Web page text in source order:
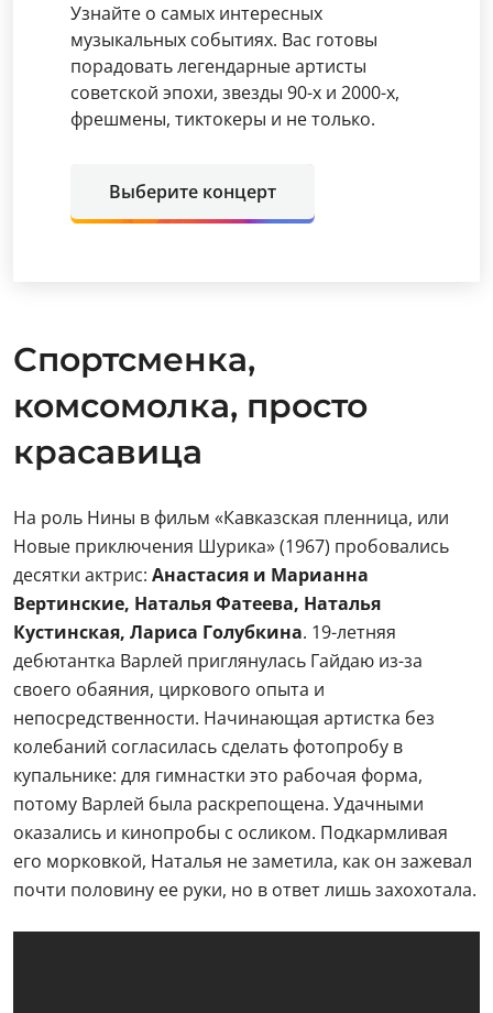
Узнайте о самых интересных
музыкальных событиях. Вас готовы
порадовать легендарные артисты
советской эпохи, звезды 90-х и 2000-х,
фрешмены, тиктокеры и не только.
Выберите концерт
Спортсменка,
комсомолка, просто
красавица
На роль Нины в фильм «Кавказская пленница, или
Новые приключения Шурика» (1967) пробовались
десятки актрис: Анастасия и Марианна
Вертинские, Наталья Фатеева, Наталья
Кустинская, Лариса Голубкина. 19-летняя
дебютантка Варлей приглянулась Гайдаю из-за
своего обаяния, циркового опыта и
непосредственности. Начинающая артистка без
колебаний согласилась сделать фотопробу в
купальнике: для гимнастки это рабочая форма,
потому Варлей была раскрепощена. Удачными
оказались и кинопробы с осликом. Подкармливая
его морковкой, Наталья не заметила, как он зажевал
почти половину ее руки, но в ответ лишь захохотала.